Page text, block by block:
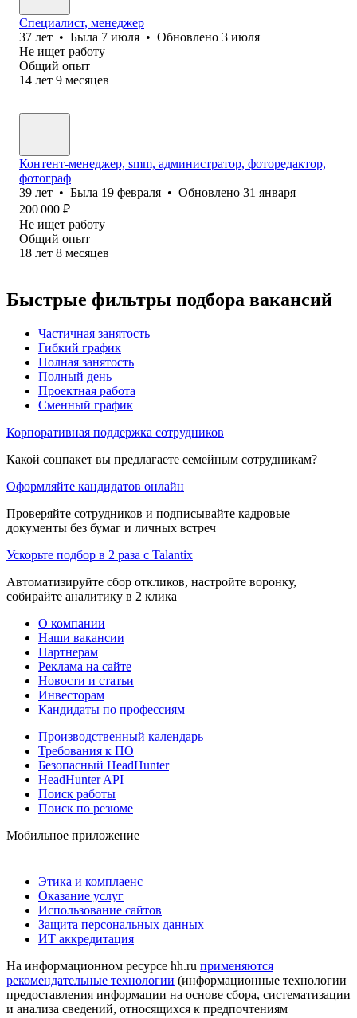
Специалист, менеджер
37 лет • Была 7 июля • Обновлено 3 июля
Не ищет работу
Общий опыт
14 лет 9 месяцев
Контент-менеджер, smm, администратор, фоторедактор,
фотограф
39 лет • Была 19 февраля • Обновлено 31 января
200 000 ₽
Не ищет работу
Общий опыт
18 лет 8 месяцев
Быстрые фильтры подбора вакансий
Частичная занятость
Гибкий график
Полная занятость
Полный день
Проектная работа
Сменный график
Корпоративная поддержка сотрудников
Какой соцпакет вы предлагаете семейным сотрудникам?
Оформляйте кандидатов онлайн
Проверяйте сотрудников и подписывайте кадровые
документы без бумаг и личных встреч
Ускорьте подбор в 2 раза с Talantix
Автоматизируйте сбор откликов, настройте воронку,
собирайте аналитику в 2 клика
О компании
Наши вакансии
Партнерам
Реклама на сайте
Новости и статьи
Инвесторам
Кандидаты по профессиям
Производственный календарь
Требования к ПО
Безопасный HeadHunter
HeadHunter API
Поиск работы
Поиск по резюме
Мобильное приложение
Этика и комплаенс
Оказание услуг
Использование сайтов
Защита персональных данных
ИТ аккредитация
На информационном ресурсе hh.ru применяются
рекомендательные технологии (информационные технологии
предоставления информации на основе сбора, систематизации
и анализа сведений, относящихся к предпочтениям